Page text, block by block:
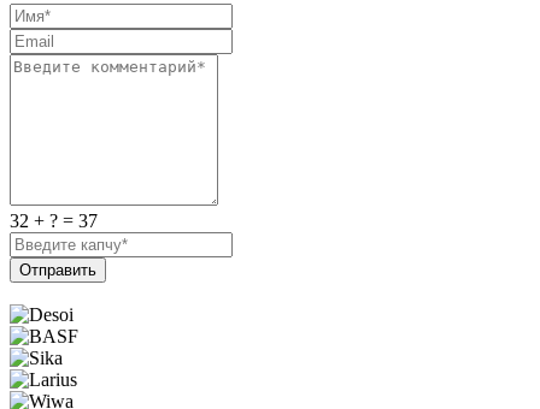
32 + ? = 37
Отправить